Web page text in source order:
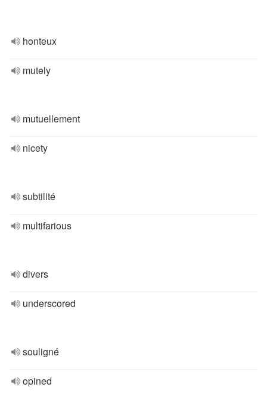
honteux
mutely
mutuellement
nicety
subtilité
multifarious
divers
underscored
souligné
opined